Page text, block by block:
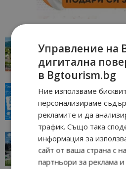
“Пощенска
отвъд очакваното
Петрич 11/07/2026
“Пощенска
Пловдив 23/06/2026
традициите,
17/06/2026
Управление на
дигитална
в Bgtourism.bg
Ние използваме
персонализираме
рекламите и да
трафик. Също така
информация за
сайт от ваша страна с
партньори за реклама